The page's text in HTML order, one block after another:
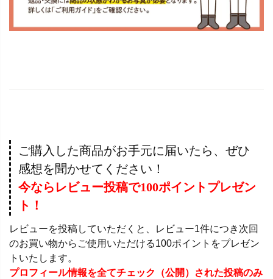
ご購入した商品がお手元に届いたら、ぜひ
感想を聞かせてください！
今ならレビュー投稿で100ポイントプレゼン
ト！
レビューを投稿していただくと、レビュー1件につき次回
のお買い物からご使用いただける100ポイントをプレゼン
トいたします。
プロフィール情報を全てチェック（公開）された投稿のみ